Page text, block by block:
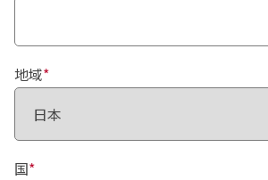
地域*
国*